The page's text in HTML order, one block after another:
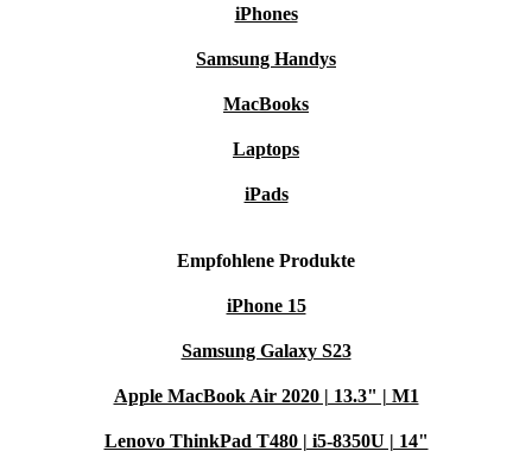
ausreichend Hilfe vorhanden ist, um das Produkt bei Bedarf ins
Lieferung in die Wohnung & Installation
Verkäufer und Standort
(nicht in den
Bitte prüfen Sie Verfügbarkeit und Preisevor dem Kauf direkt
iPhones
Samsung Handys
MacBooks
Laptops
iPads
Empfohlene Produkte
iPhone 15
Samsung Galaxy S23
Apple MacBook Air 2020 | 13.3" | M1
Lenovo ThinkPad T480 | i5-8350U | 14"